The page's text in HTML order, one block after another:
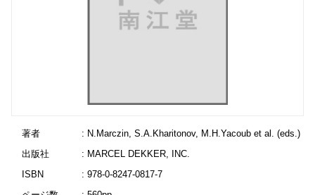
著者
: N.Marczin, S.A.Kharitonov, M.H.Yacoub et al. (eds.)
出版社
: MARCEL DEKKER, INC.
ISBN
: 978-0-8247-0817-7